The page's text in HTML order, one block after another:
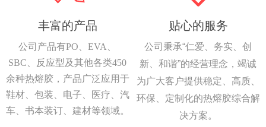
丰富的产品
公司产品有PO、EVA、
SBC、反应型及其他各类450
余种热熔胶，产品广泛应用于
鞋材、包装、电子、医疗、汽
车、书本装订、建材等领域。
贴心的服务
公司秉承“仁爱、务实、创
新、和谐”的经营理念，竭诚
为广大客户提供稳定、高质、
环保、定制化的热熔胶综合解
决方案。